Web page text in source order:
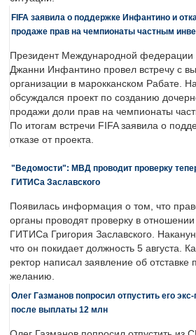
FIFA заявила о поддержке Инфантино и
продаже прав на чемпионаты частным
Президент Международной федерации
Джанни Инфантино провел встречу с
организации в марокканском Рабате.
обсуждался проект по созданию
продажи доли прав на чемпионаты
По итогам встречи FIFA заявила о
отказе от проекта.
"Ведомости": МВД проводит проверку
ГИТИСа Заславского
Появилась информация о том, что
органы проводят проверку в
ГИТИСа Григория Заславского.
что он покидает должность 5 августа.
ректор написал заявление об отставке
желанию.
Олег Газманов попросил отпустить его
после выплаты 12 млн